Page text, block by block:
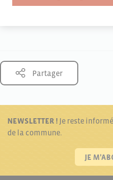
Partager
NEWSLETTER ! Je reste
de la commune.
JE